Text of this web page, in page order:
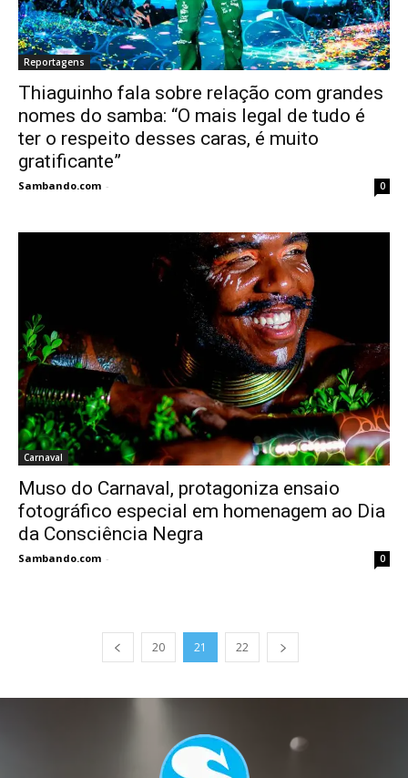
Reportagens
Thiaguinho fala sobre relação com grandes
nomes do samba: “O mais legal de tudo é
ter o respeito desses caras, é muito
gratificante”
Sambando.com - 0
Carnaval
Muso do Carnaval, protagoniza ensaio
fotográfico especial em homenagem ao Dia
da Consciência Negra
Sambando.com - 0
20 21 22